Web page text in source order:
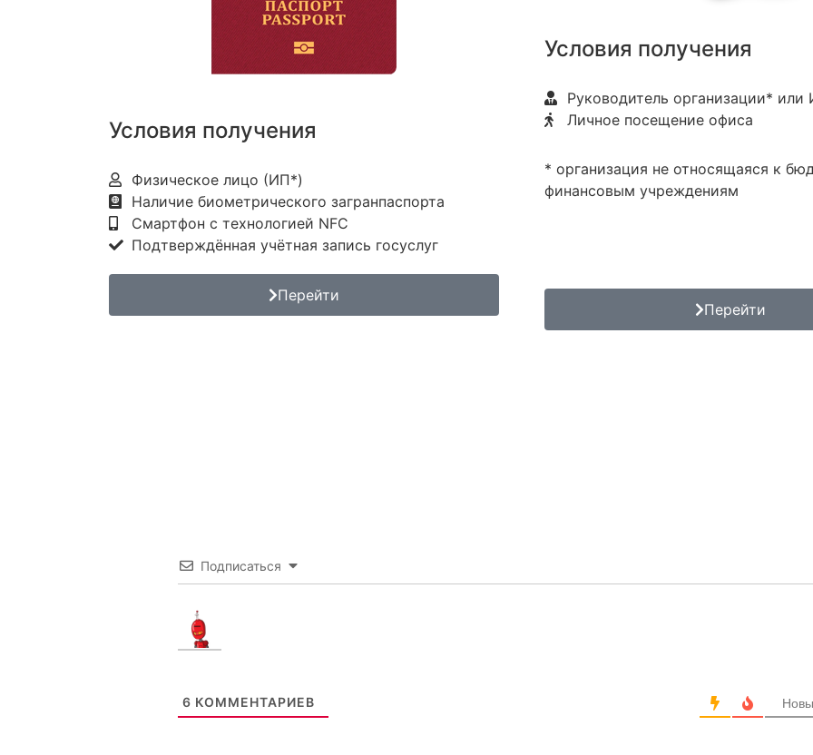
Условия получения
Физическое лицо (ИП*)
Наличие биометрического загранпаспорта
Смартфон с технологией NFC
Подтверждённая учётная запись госуслуг
Перейти
Условия получения
Руководитель организации* или
Личное посещение офиса
* организация не относящаяся к
финансовым учреждениям
Перейти
Установите программу которая заранее напомнит об окончании сроков!
Плюс функции подписания любых документов электронной подписью!
Подписаться
6 КОММЕНТАРИЕВ